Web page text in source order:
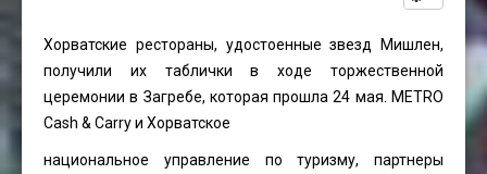
Хорватские рестораны, удостоенные звезд Мишлен,
получили их таблички в ходе торжественной
церемонии в Загребе, которая прошла 24 мая. METRO
Cash & Carry и Хорватское
национальное управление по туризму, партнеры